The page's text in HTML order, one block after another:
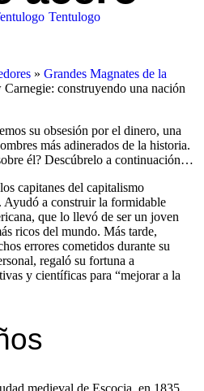
Tentulogo
» Grandes Magnates de la
construyendo una nación
su obsesión por el dinero, una
más adinerados de la historia.
él? Descúbrelo a continuación…
capitanes del capitalismo
a construir la formidable
que lo llevó de ser un joven
ricos del mundo. Más tarde,
errores cometidos durante su
regaló su fortuna a
y científicas para “mejorar a la